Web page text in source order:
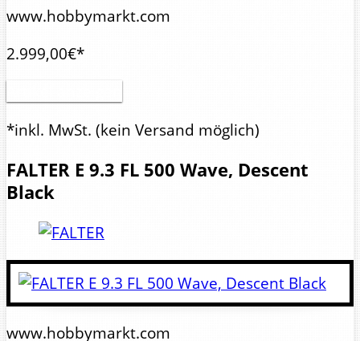
www.hobbymarkt.com
2.999,00€*
*inkl. MwSt. (kein Versand möglich)
FALTER E 9.3 FL 500 Wave, Descent
Black
www.hobbymarkt.com